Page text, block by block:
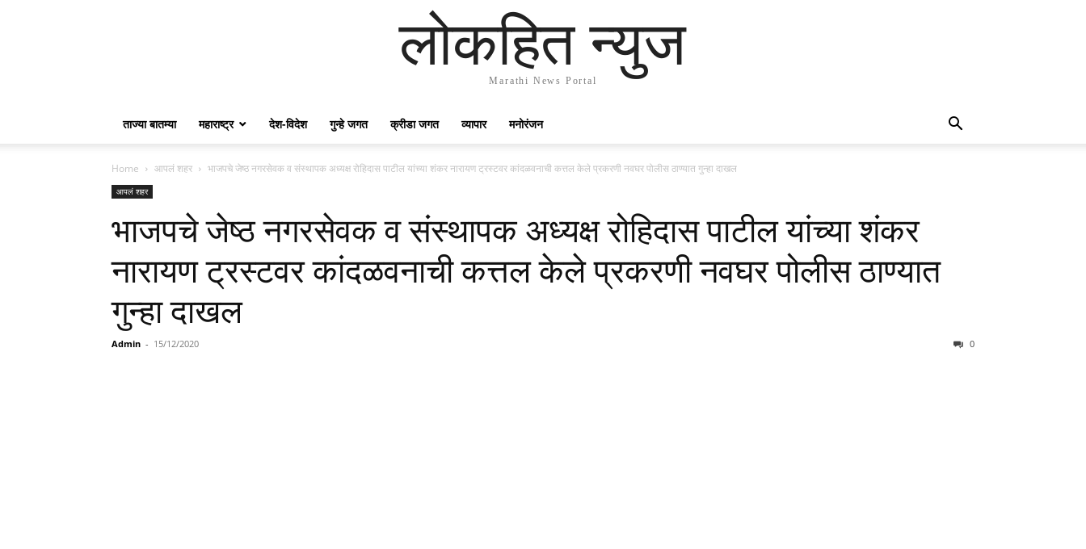
लोकहित न्युज
Marathi News Portal
ताज्या बातम्या महाराष्ट्र देश-विदेश गुन्हे जगत क्रीडा जगत व्यापार मनोरंजन
Home आपलं शहर भाजपचे जेष्ठ नगरसेवक व संस्थापक अध्यक्ष रोहिदास पाटील यांच्या शंकर नारायण ट्रस्टवर कांदळवनाची कत्तल केले प्रकरणी नवघर पोलीस ठाण्यात गुन्हा दाखल
आपलं शहर
भाजपचे जेष्ठ नगरसेवक व संस्थापक अध्यक्ष रोहिदास पाटील यांच्या शंकर
नारायण ट्रस्टवर कांदळवनाची कत्तल केले प्रकरणी नवघर पोलीस ठाण्यात
गुन्हा दाखल
Admin - 15/12/2020 0